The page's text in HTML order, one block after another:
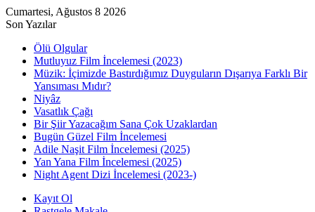
Cumartesi, Ağustos 8 2026
Son Yazılar
Ölü Olgular
Mutluyuz Film İncelemesi (2023)
Müzik: İçimizde Bastırdığımız Duyguların Dışarıya Farklı Bir
Yansıması Mıdır?
Niyâz
Vasatlık Çağı
Bir Şiir Yazacağım Sana Çok Uzaklardan
Bugün Güzel Film İncelemesi
Adile Naşit Film İncelemesi (2025)
Yan Yana Film İncelemesi (2025)
Night Agent Dizi İncelemesi (2023-)
Kayıt Ol